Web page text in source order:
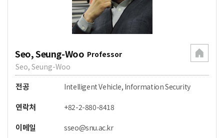
Seo, Seung-Woo Professor
Seo, Seung-Woo
전공 Intelligent Vehicle, Information Security
연락처 +82-2-880-8418
이메일 sseo@snu.ac.kr